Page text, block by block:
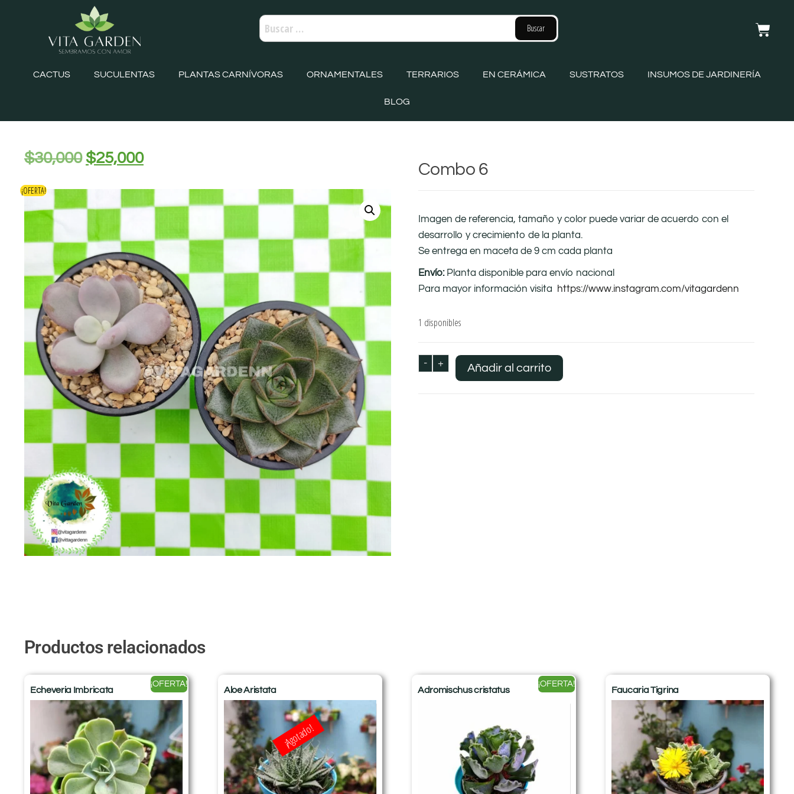
CACTUS SUCULENTAS PLANTAS CARNÍVORAS ORNAMENTALES TERRARIOS EN CERÁMICA SUSTRATOS INSUMOS DE JARDINERÍA
BLOG
$30,000 $25,000
¡OFERTA!
Combo 6
Imagen de referencia, tamaño y color puede variar de acuerdo con el
desarrollo y crecimiento de la planta.
Se entrega en maceta de 9 cm cada planta
Envío: Planta disponible para envío nacional
Para mayor información visita
https://www.instagram.com/vitagardenn
1 disponibles
- + Añadir al carrito
Productos relacionados
Echeveria Imbricata
¡OFERTA!
Aloe Aristata
¡Agotado!
Adromischus cristatus
¡OFERTA!
Faucaria Tigrina